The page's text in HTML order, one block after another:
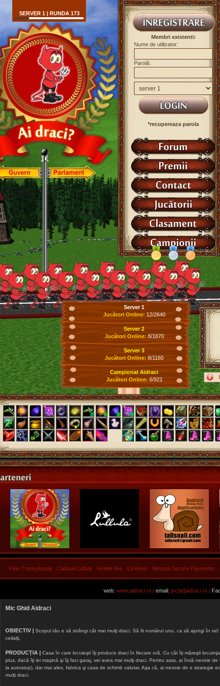
SERVER 1 | RUNDA 173
Membri existenti:
Nume de utilizator:
Parolă:
*recupereaza parola
Server 1
Jucători Online: 12/2640
Server 2
Jucători Online: 8/1670
Server 3
Jucători Online: 8/1160
Campionat Aidraci
Jucători Online: 6/921
Fine Transylvania Cadouri Lullula Retete fine CeVisez Netopia Secure Payments
web: www.aidraci.ro | email: joc[at]aidraci.ro |
Mic Ghid Aidraci
OBIECTIV | Scopul tău e să strângi cât mai mulţi draci. Să fii numărul unu, ca să ajungi în
ceilalţi.
PRODUCȚIA | Casa în care locuieşti îţi produce draci în fiecare oră. Cu cât îţi măreşti
plus, dacă îţi iei maşină şi îţi faci garaj, vei avea mai mulţi draci. Pentru asta, ai însă nevoie
la autostop), dar mai ales, fabrica şi casa de schimb valutar. Aşa că, ai nevoie de o strategie
mulţi draci.